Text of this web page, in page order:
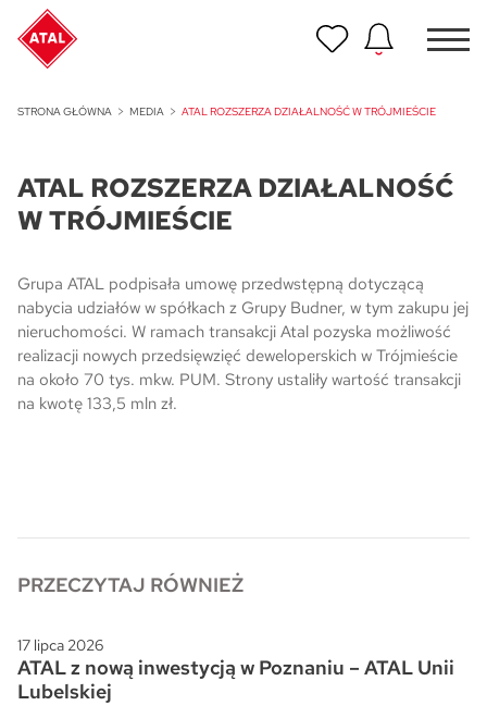
STRONA GŁÓWNA MEDIA ATAL ROZSZERZA DZIAŁALNOŚĆ W TRÓJMIEŚCIE
ATAL ROZSZERZA DZIAŁALNOŚĆ
W TRÓJMIEŚCIE
Grupa ATAL podpisała umowę przedwstępną dotyczącą
nabycia udziałów w spółkach z Grupy Budner, w tym zakupu jej
nieruchomości. W ramach transakcji Atal pozyska możliwość
realizacji nowych przedsięwzięć deweloperskich w Trójmieście
na około 70 tys. mkw. PUM. Strony ustaliły wartość transakcji
na kwotę 133,5 mln zł.
PRZECZYTAJ RÓWNIEŻ
17 lipca 2026
ATAL z nową inwestycją w Poznaniu – ATAL Unii
Lubelskiej
ATAL Unii Lubelskiej w Poznaniu
Nowość
ATAL Ville przy Białej
Program Poleceń ATAL
Polecaj i zyskaj nawet 5 000 zł
NOWOŚĆ
ATAL Floriana w Szczecinie
Skwer Witosa w Piastowie